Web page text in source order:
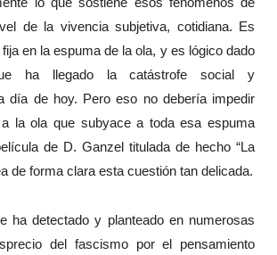
de la vivencia subjetiva, cotidiana. Es
en la espuma de la ola, y es lógico dado
ha llegado la catástrofe social y
día de hoy. Pero eso no debería impedir
a la ola que subyace a toda esa espuma
de D. Ganzel titulada de hecho “La
de forma clara esta cuestión tan delicada.
ha detectado y planteado en numerosas
del fascismo por el pensamiento